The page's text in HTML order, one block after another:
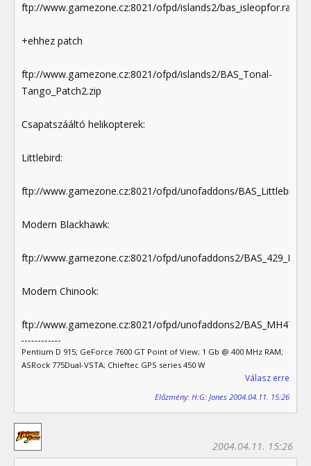
ftp://www.gamezone.cz:8021/ofpd/islands2/bas_isleopfor.rar
+ehhez patch
ftp://www.gamezone.cz:8021/ofpd/islands2/BAS_Tonal-
Tango_Patch2.zip
Csapatszááltó helikopterek:
Littlebird:
ftp://www.gamezone.cz:8021/ofpd/unofaddons/
Modern Blackhawk:
ftp://www.gamezone.cz:8021/ofpd/unofaddons2/
Modern Chinook:
ftp://www.gamezone.cz:8021/ofpd/unofaddons2/
Pentium D 915; GeForce 7600 GT Point of View; 1 Gb @ 400 MHz RAM;
ASRock 775Dual-VSTA; Chieftec GPS series 450 W
Válasz erre
Előzmény: H:G: Jones 2004.04.11. 15:26
2004.04.11. 15:26